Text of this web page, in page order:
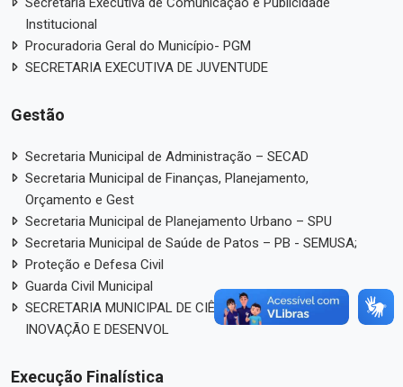
Institucional
Procuradoria Geral do Município- PGM
SECRETARIA EXECUTIVA DE JUVENTUDE
Gestão
Secretaria Municipal de Administração – SECAD
Secretaria Municipal de Finanças, Planejamento,
Orçamento e Gest
Secretaria Municipal de Planejamento Urbano – SPU
Secretaria Municipal de Saúde de Patos – PB - SEMUSA;
Proteção e Defesa Civil
Guarda Civil Municipal
SECRETARIA MUNICIPAL DE CIÊNCIA, TECNOLOGIA,
INOVAÇÃO E DESENVOL
Execução Finalística